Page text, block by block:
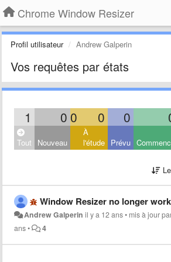
Chrome Window Resizer
Profil utilisateur Andrew Galperin
Vos requêtes par états
1 0 0 0 0
Tout Nouveau
À
l'étude Prévu
Window Resizer no longer works correctly (with latest version)
Andrew Galperin il y a 12 ans• mis à jour
ans• 4